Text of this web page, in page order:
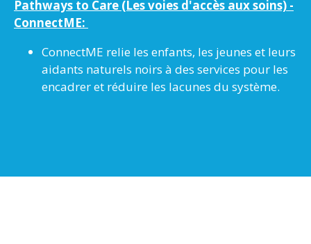
Pathways to Care (Les voies d'accès aux soins) -
ConnectME:
ConnectME relie les enfants, les jeunes et leurs
aidants naturels noirs à des services pour les
encadrer et réduire les lacunes du système.